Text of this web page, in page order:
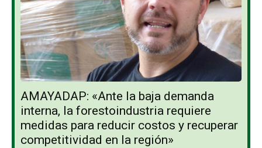
AMAYADAP: «Ante la baja demanda
interna, la forestoindustria requiere
medidas para reducir costos y recuperar
competitividad en la región»